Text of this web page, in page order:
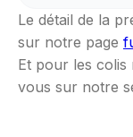
Le détail de la
sur notre page
Et pour les
vous sur notre